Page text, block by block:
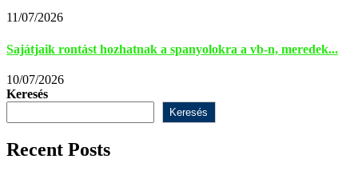
11/07/2026
Sajátjaik rontást hozhatnak a spanyolokra a vb-n, meredek...
10/07/2026
Keresés
Keresés
Recent Posts